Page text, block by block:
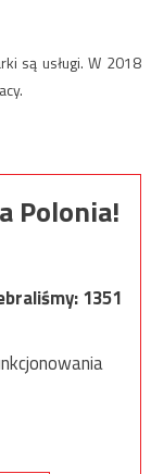
są usługi. W 2018
Polonia!
1351